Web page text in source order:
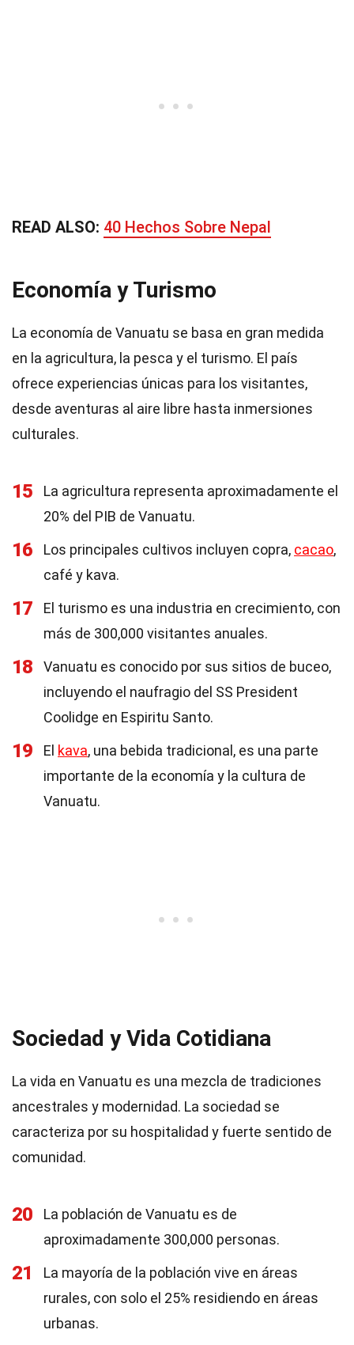
READ ALSO: 40 Hechos Sobre Nepal
Economía y Turismo
La economía de Vanuatu se basa en gran medida
en la agricultura, la pesca y el turismo. El país
ofrece experiencias únicas para los visitantes,
desde aventuras al aire libre hasta inmersiones
culturales.
15
La agricultura representa aproximadamente el
20% del PIB de Vanuatu.
16 Los principales cultivos incluyen copra, cacao,
café y kava.
17
El turismo es una industria en crecimiento, con
más de 300,000 visitantes anuales.
18
Vanuatu es conocido por sus sitios de buceo,
incluyendo el naufragio del SS President
Coolidge en Espiritu Santo.
19 El kava, una bebida tradicional, es una parte
importante de la economía y la cultura de
Vanuatu.
Sociedad y Vida Cotidiana
La vida en Vanuatu es una mezcla de tradiciones
ancestrales y modernidad. La sociedad se
caracteriza por su hospitalidad y fuerte sentido de
comunidad.
20
La población de Vanuatu es de
aproximadamente 300,000 personas.
21
La mayoría de la población vive en áreas
rurales, con solo el 25% residiendo en áreas
urbanas.